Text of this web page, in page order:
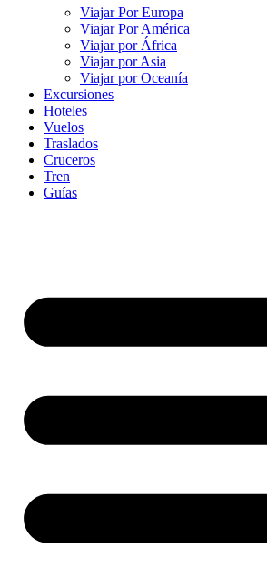
Viajar Por Europa
Viajar Por América
Viajar por África
Viajar por Asia
Viajar por Oceanía
Excursiones
Hoteles
Vuelos
Traslados
Cruceros
Tren
Guías